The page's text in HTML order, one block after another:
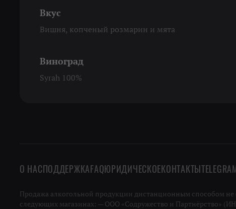
Вкус
Вишня, копченый розмарин и мята
Виноград
Syrah 100%
О НАСПОДДЕРЖКАFAQЮРИДИЧЕСКОЕКОНТАКТЫ
Продажа алкогольной продукции дистанционным способом не
следующих магазинах: — ООО «Содружество и Партнёрство»